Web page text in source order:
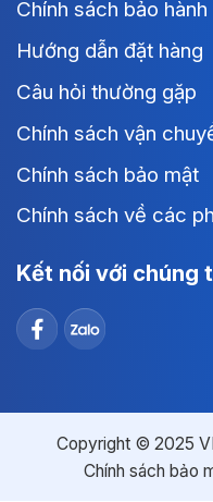
Chính sách bảo hành
Hướng dẫn đặt hàng
Câu hỏi thường gặp
Chính sách vận
Chính sách bảo mật
Chính sách về các
Kết nối với chúng
Copyright © 2025
Chính sách bảo